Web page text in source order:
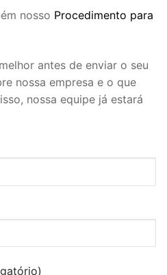
nosso Procedimento para
antes de enviar o seu
nossa empresa e o que
nossa equipe já estará